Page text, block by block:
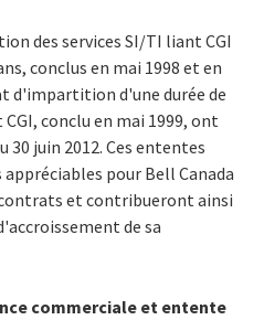
des services SI/TI liant CGI
conclus en mai 1998 et en
d'impartition d'une durée de
conclu en mai 1999, ont
juin 2012. Ces ententes
pour Bell Canada
et contribueront ainsi
de sa
commerciale et entente